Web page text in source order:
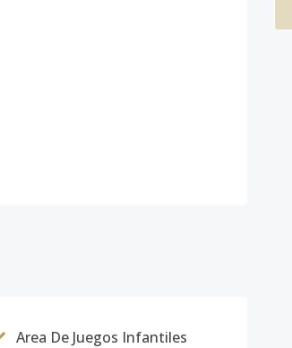
Area De Juegos Infantiles